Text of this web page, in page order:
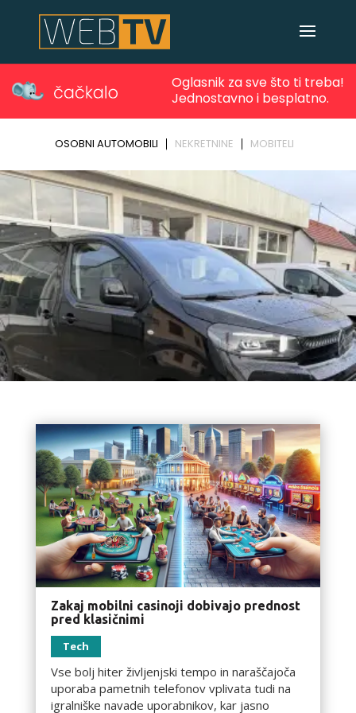
Zakaj mobilni casinoji dobivajo prednost
pred klasičnimi
Tech
Vse bolj hiter življenjski tempo in naraščajoča
uporaba pametnih telefonov vplivata tudi na
igralniške navade uporabnikov, kar jasno